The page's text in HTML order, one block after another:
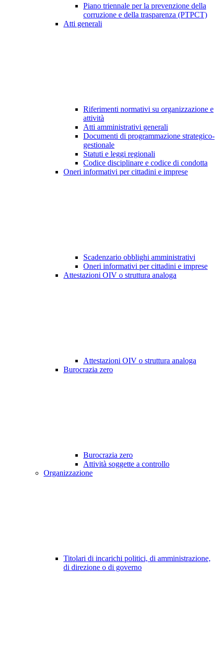
Piano triennale per la prevenzione della
corruzione e della trasparenza (PTPCT)
Atti generali
Riferimenti normativi su organizzazione e
attività
Atti amministrativi generali
Documenti di programmazione strategico-
gestionale
Statuti e leggi regionali
Codice disciplinare e codice di condotta
Oneri informativi per cittadini e imprese
Scadenzario obblighi amministrativi
Oneri informativi per cittadini e imprese
Attestazioni OIV o struttura analoga
Attestazioni OIV o struttura analoga
Burocrazia zero
Burocrazia zero
Attività soggette a controllo
Organizzazione
Titolari di incarichi politici, di amministrazione,
di direzione o di governo